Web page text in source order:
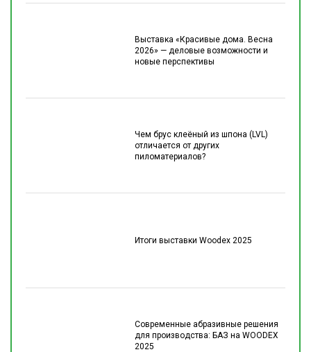
Выставка «Красивые дома. Весна
2026» — деловые возможности и
новые перспективы
Чем брус клеёный из шпона (LVL)
отличается от других
пиломатериалов?
Итоги выставки Woodex 2025
Современные абразивные решения
для производства: БАЗ на WOODEX
2025